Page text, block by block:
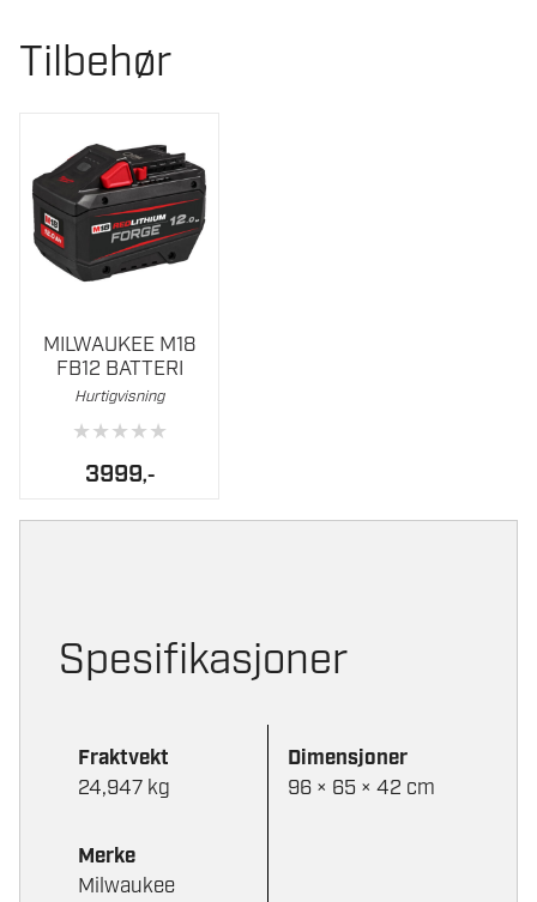
Tilbehør
MILWAUKEE M18
FB12 BATTERI
Hurtigvisning
★★★★★
3999,-
Spesifikasjoner
Fraktvekt
24,947 kg
Dimensjoner
96 × 65 × 42 cm
Merke
Milwaukee